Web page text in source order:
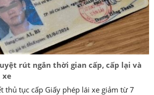
rút ngắn thời gian cấp, cấp lại và
xe
thủ tục cấp Giấy phép lái xe giảm từ 7